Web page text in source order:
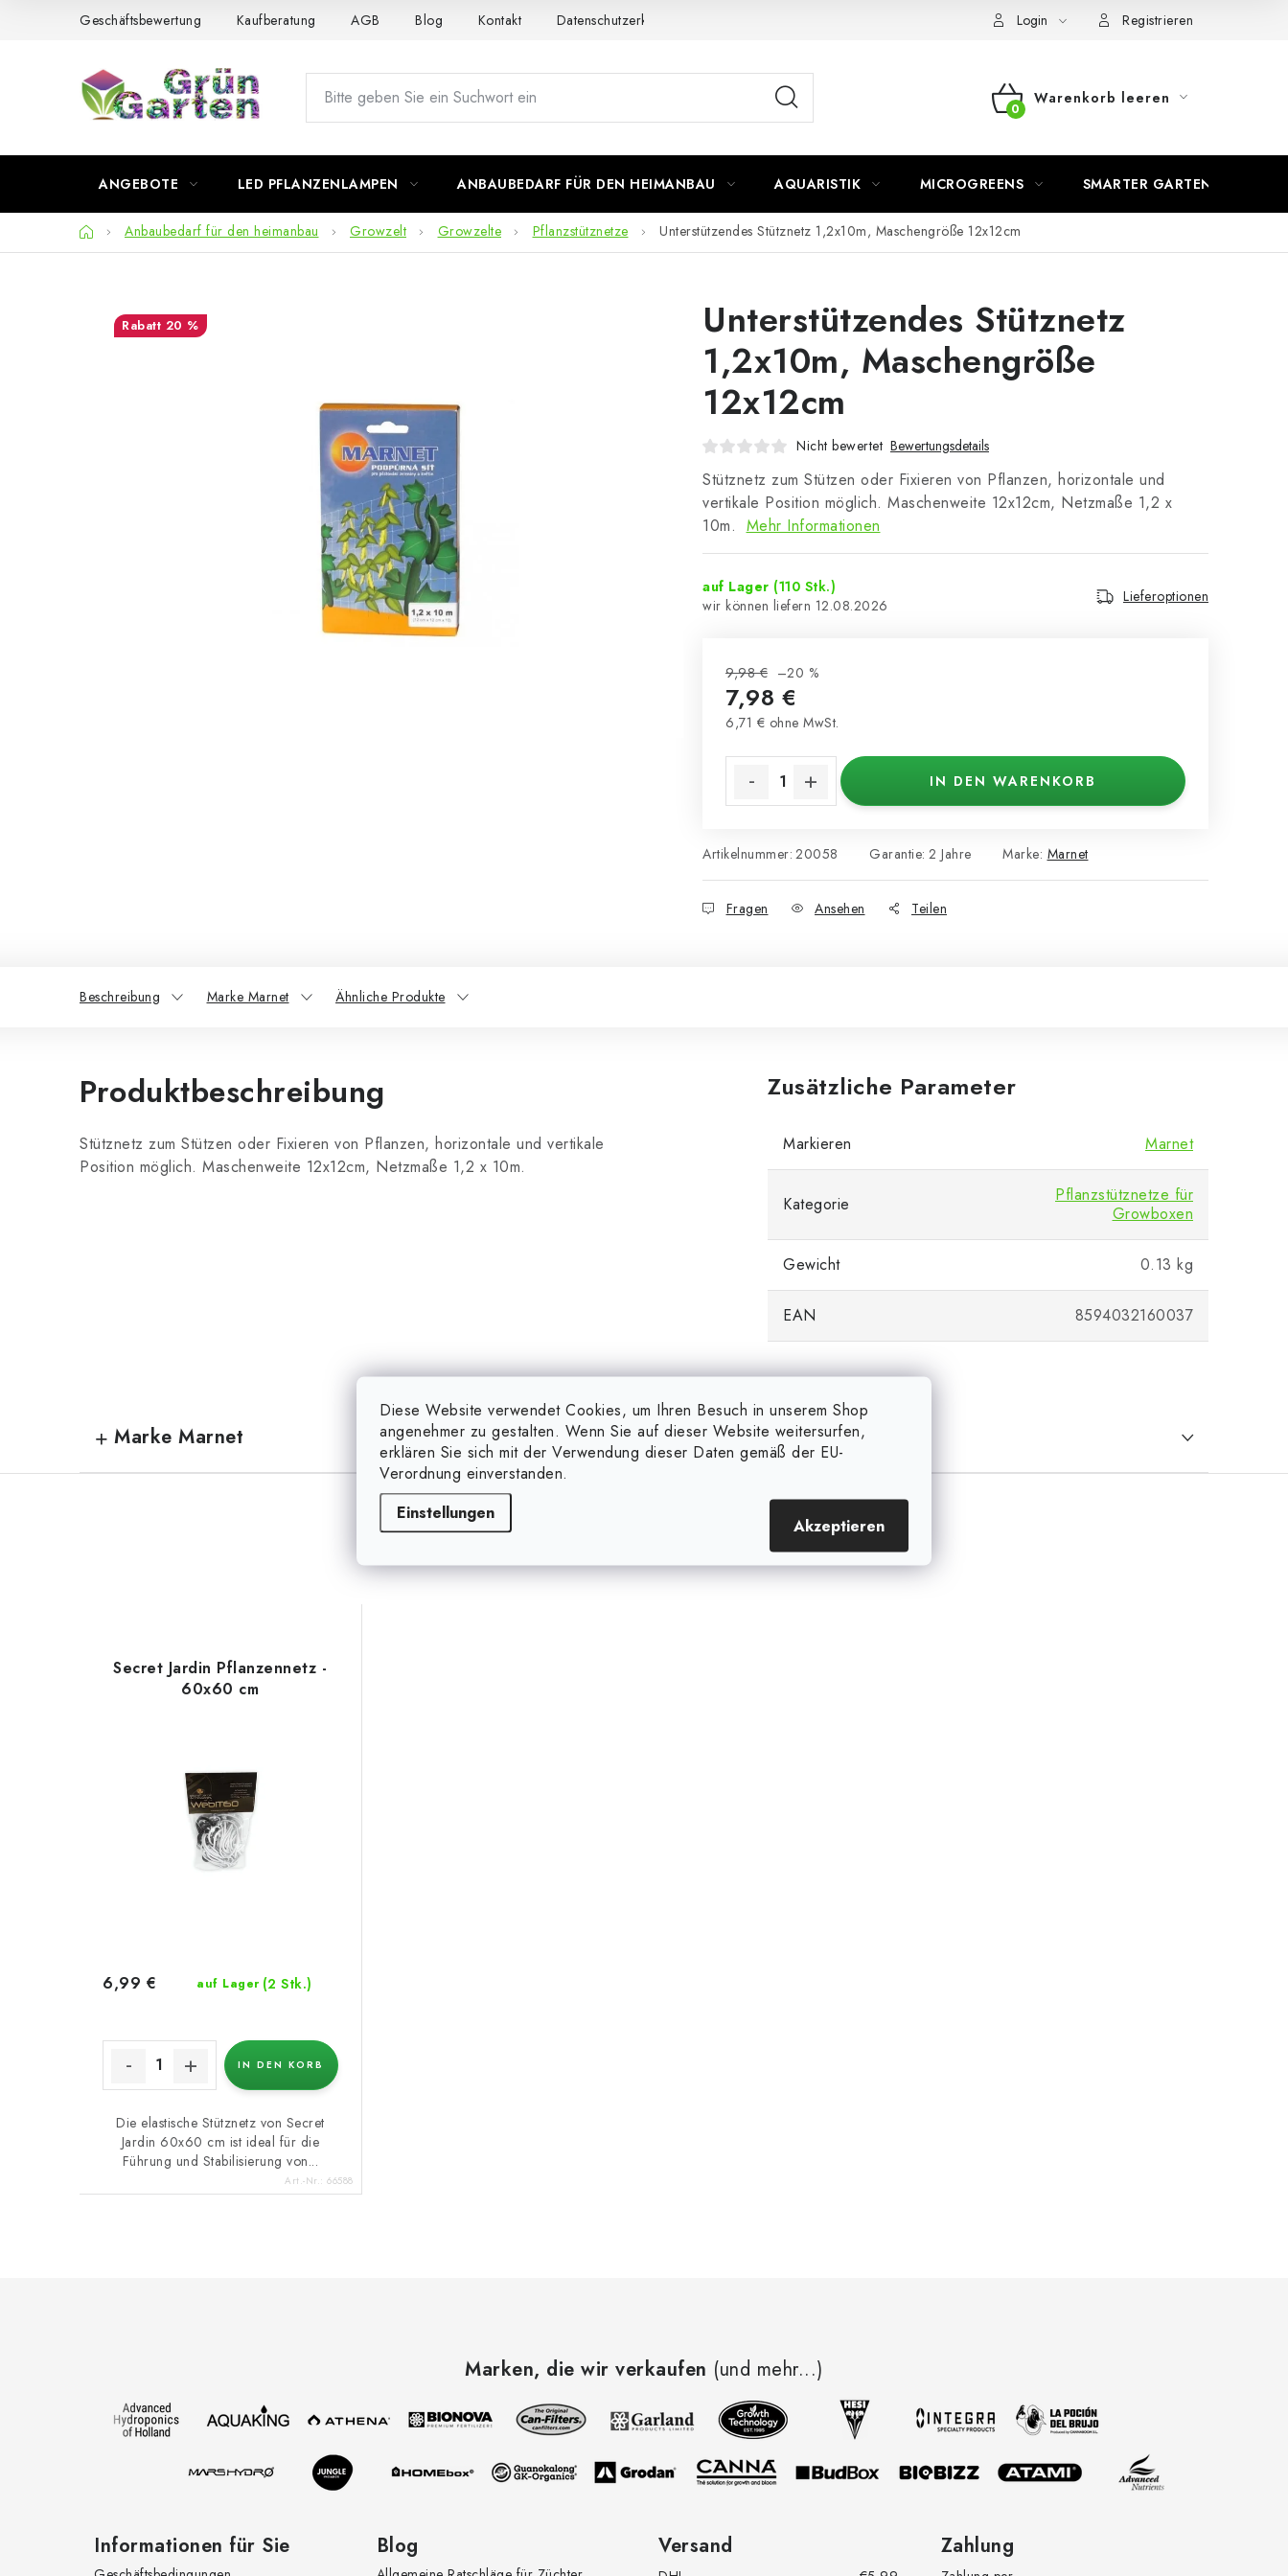
Diese Website verwendet Cookies, um Ihren Besuch in unserem Shop
angenehmer zu gestalten. Wenn Sie auf dieser Website weitersurfen,
erklären Sie sich mit der Verwendung dieser Daten gemäß der EU-
Verordnung einverstanden.
Einstellungen
Akzeptieren
Geschäftsbewertung Kaufberatung AGB Blog Kontakt Datenschutzerklärung Login Registrieren
WARENKORB
Warenkorb leeren
ANGEBOTE LED PFLANZENLAMPEN ANBAUBEDARF FÜR DEN HEIMANBAU AQUARISTIK MICROGREENS SMARTER GARTEN
StartseiteAnbaubedarf für den heimanbau Growzelt Growzelte Pflanzstütznetze Unterstützendes Stütznetz 1,2x10m, Maschengröße 12x12cm
Unterstützendes Stütznetz
1,2x10m, Maschengröße
12x12cm
Nicht bewertet Bewertungsdetails
Stütznetz zum Stützen oder Fixieren von Pflanzen, horizontale und
vertikale Position möglich. Maschenweite 12x12cm, Netzmaße 1,2 x
10m. Mehr Informationen
auf Lager (110 Stk.)
12.08.2026
Lieferoptionen
9,98 € –20 %
7,98 €
6,71 € ohne MwSt.
IN DEN WARENKORB
Artikelnummer: 20058 Marke: Marnet
Garantie: 2 Jahre
Fragen Ansehen Teilen
20 %
Beschreibung Marke Marnet Ähnliche Produkte
Produktbeschreibung
Stütznetz zum Stützen oder Fixieren von Pflanzen, horizontale und vertikale
Position möglich. Maschenweite 12x12cm, Netzmaße 1,2 x 10m.
Zusätzliche Parameter
Markieren Marnet
Kategorie
Pflanzstütznetze für
Growboxen
Gewicht 0.13 kg
EAN 8594032160037
Marke Marnet
Secret Jardin Pflanzennetz -
60x60 cm
auf Lager (2 Stk.)
6,99 €
IN DEN KORB
Die elastische Stütznetz von Secret
Jardin 60x60 cm ist ideal für die
Führung und Stabilisierung von...
Art.-Nr.: 66588
Marken, die wir verkaufen (und mehr...)
Informationen für Sie Blog Versand Zahlung